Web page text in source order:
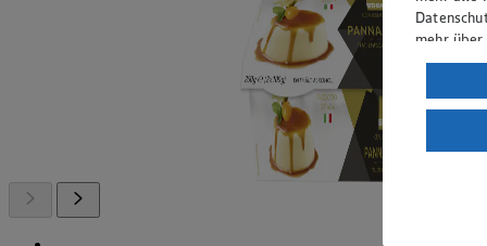
mehr
Wenn
ein,
einem
Risiko